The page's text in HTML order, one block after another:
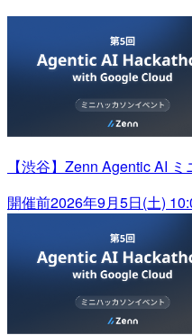
【渋谷】Zenn Agentic AI
開催前2026年9月5日(土)